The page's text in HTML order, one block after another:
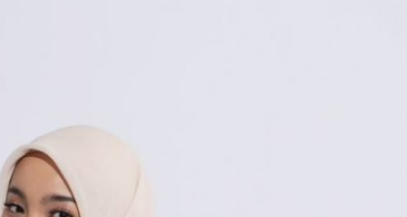
MEDIA INFOMRASI TERUPDATE SEPUTAR